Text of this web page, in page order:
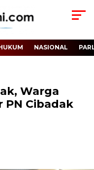
NASIONAL
Warga
PN Cibadak